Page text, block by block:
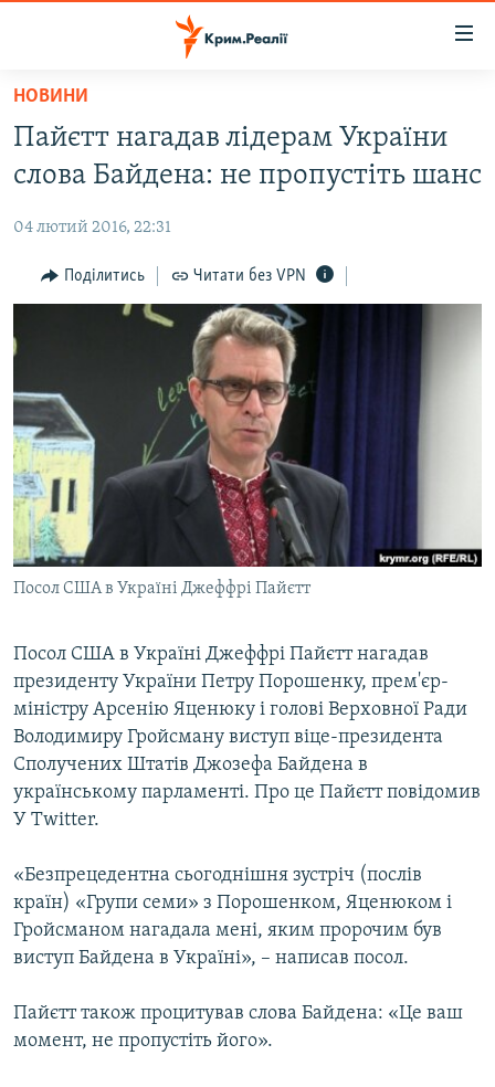
Перейти
основного
матеріалу
до
навігації
Перейти
до
пошуку
ПОЛІТИКА
БЛОГИ
ВСЕ ЗА ДЕНЬ
СПЕЦПРОЕКТИ
ДЕПОРТАЦІЯ
ВІДЕОУРОКИ «ELIFBE»
СВІДЧЕННЯ ОКУПАЦІЇ
УКРАЇНСЬКА ПРОБЛЕМА КРИМУ
ЯК ОБІЙТИ БЛОКУВАННЯ
Русский
Qırımtatar
Усі сайти RFE/RL
НОВИНИ
Пайєтт нагадав лідерам України
слова Байдена: не пропустіть шанс
04 лютий 2016, 22:31
Поділитись Читати без VPN
Посол США в Україні Джеффрі Пайєтт
Посол США в Україні Джеффрі Пайєтт нагадав
президенту України Петру Порошенку, прем'єр-
міністру Арсенію Яценюку і голові Верховної Ради
Володимиру Гройсману виступ віце-президента
Сполучених Штатів Джозефа Байдена в
українському парламенті. Про це Пайєтт повідомив
У Twitter.
«Безпрецедентна сьогоднішня зустріч (послів
країн) «Групи семи» з Порошенком, Яценюком і
Гройсманом нагадала мені, яким пророчим був
виступ Байдена в Україні», – написав посол.
Пайєтт також процитував слова Байдена: «Це ваш
момент, не пропустіть його».